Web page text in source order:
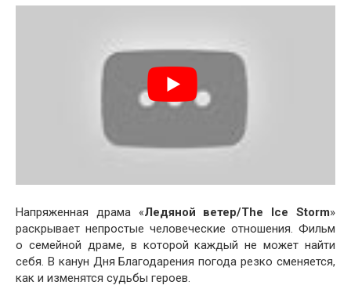
Напряженная драма «Ледяной ветер/The Ice Storm»
раскрывает непростые человеческие отношения. Фильм
о семейной драме, в которой каждый не может найти
себя. В канун Дня Благодарения погода резко сменяется,
как и изменятся судьбы героев.